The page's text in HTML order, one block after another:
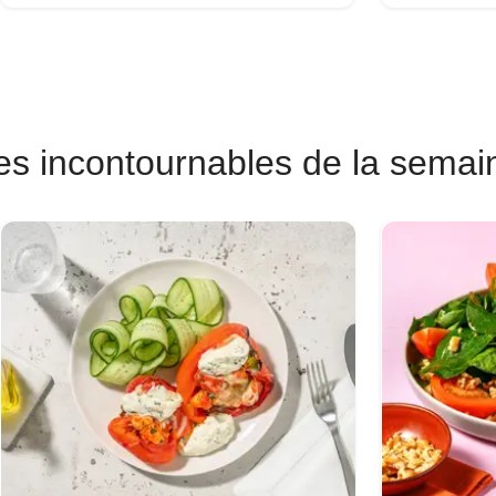
incontournables de la